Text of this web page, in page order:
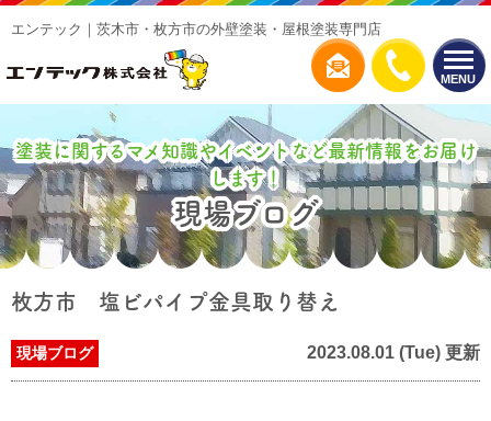
MENU
エンテック｜茨木市・枚方市の外壁塗装・屋根塗装専門店
塗装に関するマメ知識やイベントなど最新情報をお届け
します！
現場ブログ
枚方市 塩ビパイプ金具取り替え
現場ブログ 2023.08.01 (Tue) 更新